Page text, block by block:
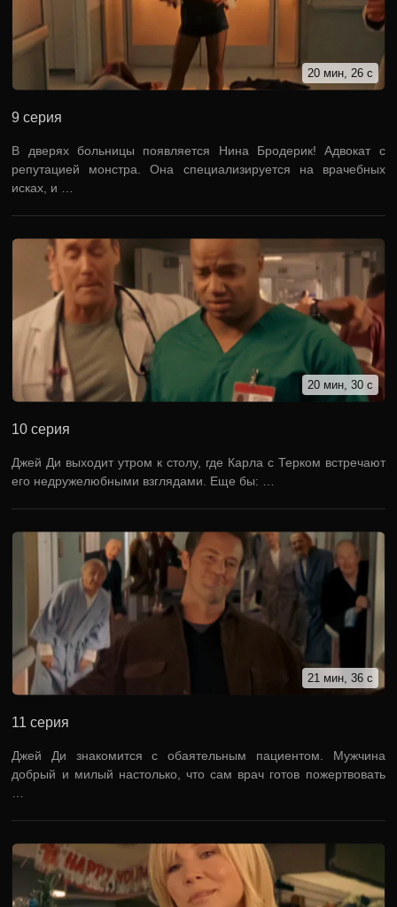
20 мин, 26 с
9 серия
В дверях больницы появляется Нина Бродерик! Адвокат с
репутацией монстра. Она специализируется на врачебных
исках, и …
20 мин, 30 с
10 серия
Джей Ди выходит утром к столу, где Карла с Терком встречают
его недружелюбными взглядами. Еще бы: …
21 мин, 36 с
11 серия
Джей Ди знакомится с обаятельным пациентом. Мужчина
добрый и милый настолько, что сам врач готов пожертвовать